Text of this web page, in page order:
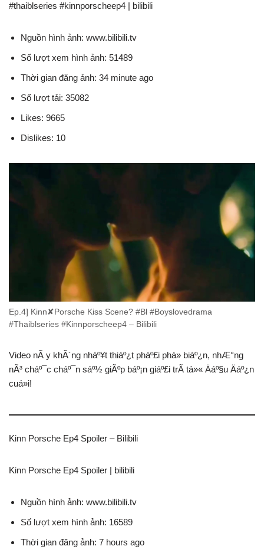
#thaiblseries #kinnporscheep4 | bilibili
Nguồn hình ảnh: www.bilibili.tv
Số lượt xem hình ảnh: 51489
Thời gian đăng ảnh: 34 minute ago
Số lượt tải: 35082
Likes: 9665
Dislikes: 10
Ep.4] Kinn✘Porsche Kiss Scene? #Bl #Boyslovedrama
#Thaiblseries #Kinnporscheep4 – Bilibili
Video nÃ y khÃ´ng nháº¥t thiáº¿t pháº£i phá» biáº¿n, nhÆ°ng
nÃ³ cháº¯c cháº¯n sáº½ giÃºp báº¡n giáº£i trÃ­ tá»« Äáº§u Äáº¿n
cuá»i!
Kinn Porsche Ep4 Spoiler – Bilibili
Kinn Porsche Ep4 Spoiler | bilibili
Nguồn hình ảnh: www.bilibili.tv
Số lượt xem hình ảnh: 16589
Thời gian đăng ảnh: 7 hours ago